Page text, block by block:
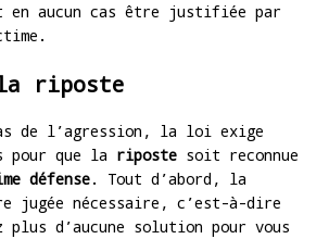
en aucun cas être justifiée par
riposte
de l’agression, la loi exige
que la riposte soit reconnue
défense. Tout d’abord, la
jugée nécessaire, c’est-à-dire
plus d’aucune solution pour vous